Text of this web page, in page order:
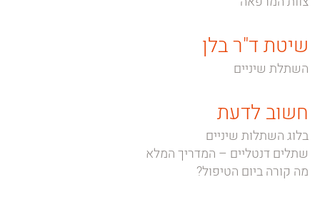
שיטת ד"ר בלן
השתלת שיניים
חשוב לדעת
בלוג השתלות שיניים
שתלים דנטליים – המדריך המלא
מה קורה ביום הטיפול?